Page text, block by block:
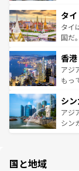
リテ
覧を
急速
ーチ
醸し
とつ
ひ現
が旅
参照
タイ
タイ
国だ
の活
帯で
いビ
激す
が待
た文
香港
アジ
もっ
み、
てお
うな
シ
アジ
シン
国と地域